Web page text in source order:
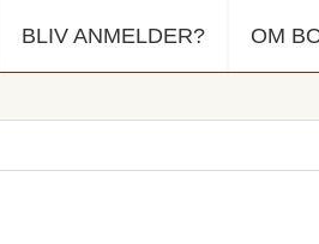
BLIV ANMELDER? OM